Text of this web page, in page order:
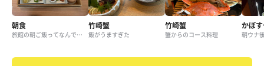
朝食
旅館の朝ご飯ってなんであんなに食べられるんだろう
竹崎蟹
飯がうますぎた
竹崎蟹
蟹からのコース料理
かぼ
朝ウナ